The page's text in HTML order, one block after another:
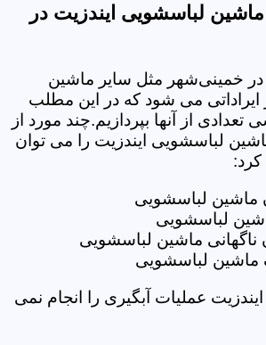
ماشین لباسشویی ایندزیت در
خمینی‌شهر مثل سایر ماشین
ایراداتی می شود که در این مطلب
از آنها بپردازیم.چند مورد از
لباسشویی ایندزیت را می توان
ماشین لباسشویی
لباسشویی
ماشین لباسشویی
ماشین لباسشویی
عملیات آبگیری را انجام نمی